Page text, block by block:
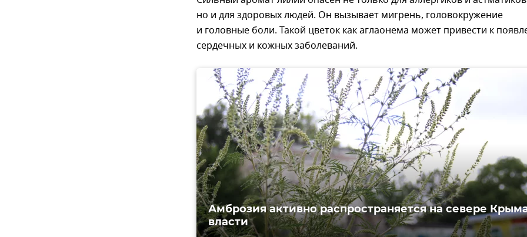
но и для здоровых людей. Он вызывает мигрень, головокружение
и головные боли. Такой цветок как аглаонема может привести к
сердечных и кожных заболеваний.
Амброзия активно распространяется на севере
власти